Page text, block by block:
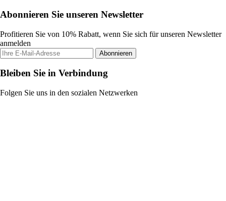
Abonnieren Sie unseren Newsletter
Profitieren Sie von 10% Rabatt, wenn Sie sich für unseren Newsletter
anmelden
Abonnieren
Bleiben Sie in Verbindung
Folgen Sie uns in den sozialen Netzwerken